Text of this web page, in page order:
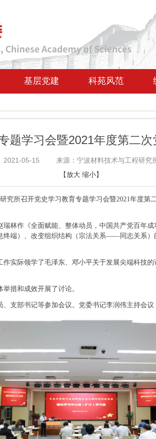
基层党建 科苑风范
题学习会暨2021年度第二
2021-05-15
来源：宁波材料技术与工程研究
【放大 缩小】
所召开党史学习教育专题学习会暨2021年度第
林作《全面赋能、整体动员，中国共产党百年
端）、改变组织结构（宗法关系——同志关系）
际领学了毛泽东、邓小平关于发展尖端科技的
措和成效开展了讨论。
部书记等参加会议。党委书记李润伟主持会议